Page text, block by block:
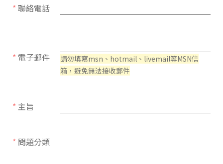
* 聯絡電話
* 電子郵件
請勿填寫msn、hotmail、livemail等MSN信
箱，避免無法接收郵件
* 主旨
* 問題分類